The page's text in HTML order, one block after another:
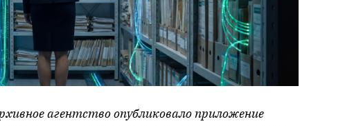
агентство опубликовало приложение